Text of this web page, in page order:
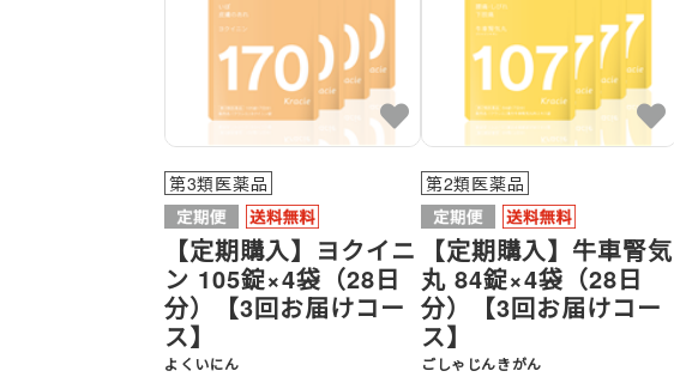
【定期購入】ヨクイニ
ン 105錠×4袋（28日
分）【3回お届けコー
ス】
よくいにん
第3類医薬品
【定期購入】牛車腎気
丸 84錠×4袋（28日
分）【3回お届けコー
ス】
ごしゃじんきがん
第2類医薬品